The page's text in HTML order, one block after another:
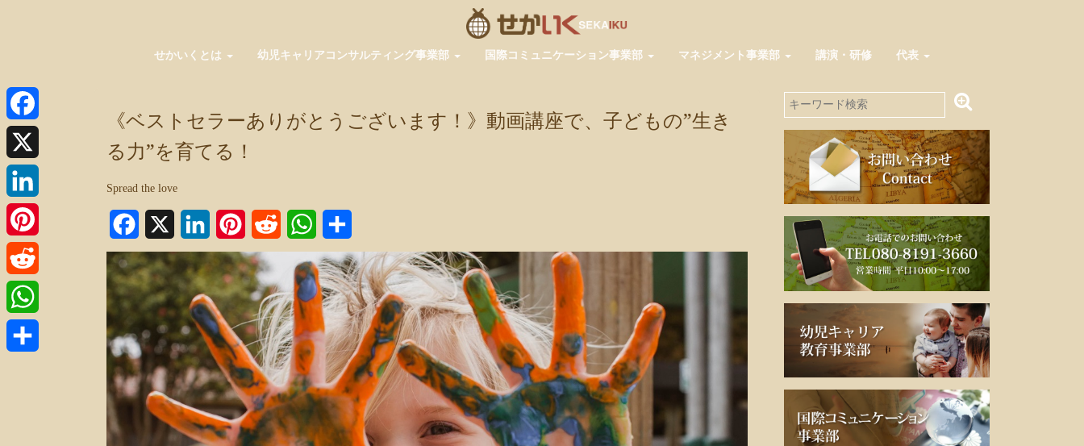
せかいくとは 幼児キャリアコンサルティング事業部 国際コミュニケーション事業部 マネジメント事業部 講演・研修 代表
《ベストセラーありがとうございます！》動画講座で、子どもの”生き
る力”を育てる！
Spread the love
Facebook LinkedInPinterest Reddit WhatsApp
有
Facebook
X
LinkedIn
Pinterest
Reddit
WhatsApp